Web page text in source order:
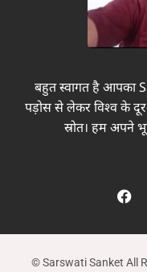
बहुत स्वागत है आपका
पड़ोस से लेकर विश्व के
स्रोत। हम अपने
© Sarswati Sanket All